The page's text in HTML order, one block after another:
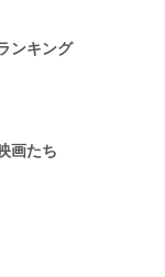
ンキング
画たち